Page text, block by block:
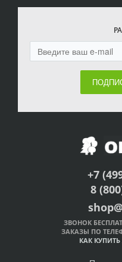
+7
8
ЗВОНОК
ЗАКАЗЫ ПО
КАК КУПИТЬ